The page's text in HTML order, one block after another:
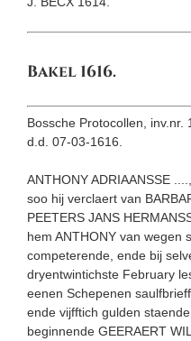
Bakel 1616.
Bossche Protocollen, inv.nr.
d.d. 07-03-1616.
ANTHONY ADRIAANSSE
soo hij verclaert van
PEETERS JANS
hem ANTHONY van wegen
competerende, ende bij
dryentwintichste February
eenen Schepenen
ende vijfftich gulden
beginnende GEERAERT